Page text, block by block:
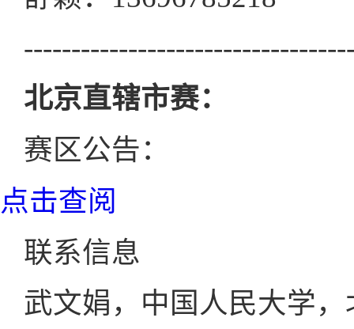
北京直辖市赛：
赛区公告：
点击查阅
联系信息
武文娟，中国人民大学，